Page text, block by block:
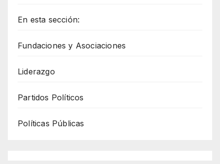
En esta sección:
Fundaciones y Asociaciones
Liderazgo
Partidos Políticos
Políticas Públicas